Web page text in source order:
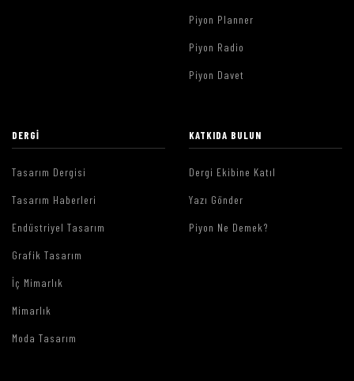
Piyon Planner
Piyon Radio
Piyon Davet
DERGI
Tasarım Dergisi
Tasarım Haberleri
Endüstriyel Tasarım
Grafik Tasarım
İç Mimarlık
Mimarlık
Moda Tasarım
KATKIDA BULUN
Dergi Ekibine Katıl
Yazı Gönder
Piyon Ne Demek?